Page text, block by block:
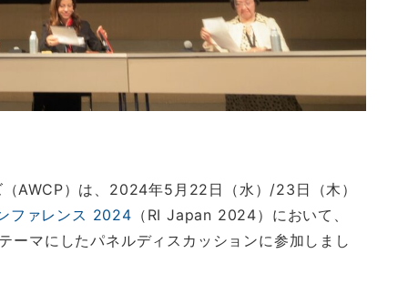
AWCP）は、2024年5月22日（水）/23日（木）
ファレンス 2024 （RI Japan 2024）において、
マにしたパネルディスカッションに参加しまし